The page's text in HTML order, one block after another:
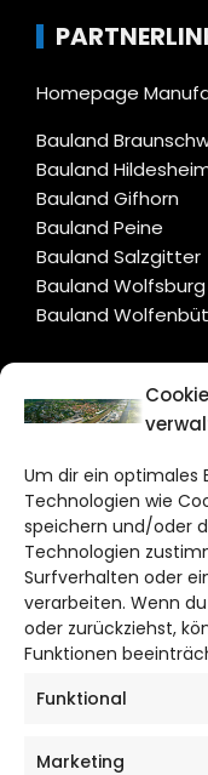
Um dir ein optimales
Technologien wie
speichern und/oder
Technologien
Surfverhalten oder
verarbeiten. Wenn
oder zurückziehst,
Funktionen
Funktional
Marketing
Homepage
Bauland
Bauland
Bauland Gifhorn
Bauland Peine
Bauland Salzgitter
Bauland Wolfsburg
Bauland
CITYLIFE!
Bruchtorwall 12
38100
Telefon: 0531
DAS
WOLFSBURG
Impressum
Cookie Richtlinie